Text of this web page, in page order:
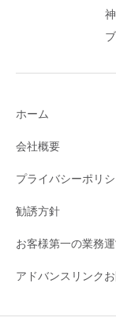
ホーム
会社概要
プライバシーポリ
勧誘方針
お客様第一の業務
アドバンスリンク